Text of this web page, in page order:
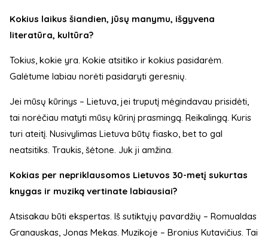
Kokius laikus šiandien, jūsų manymu, išgyvena
literatūra, kultūra?
Tokius, kokie yra. Kokie atsitiko ir kokius pasidarėm.
Galėtume labiau norėti pasidaryti geresnių.
Jei mūsų kūrinys – Lietuva, jei truputį mėgindavau prisidėti,
tai norėčiau matyti mūsų kūrinį prasmingą. Reikalingą. Kuris
turi ateitį. Nusivylimas Lietuva būtų fiasko, bet to gal
neatsitiks. Traukis, šėtone. Juk ji amžina.
Kokias per nepriklausomos Lietuvos 30-metį sukurtas
knygas ir muziką vertinate labiausiai?
Atsisakau būti ekspertas. Iš sutiktųjų pavardžių – Romualdas
Granauskas, Jonas Mekas. Muzikoje – Bronius Kutavičius. Tai